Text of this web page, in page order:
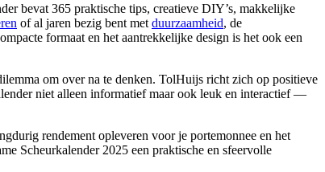
bevat 365 praktische tips, creatieve DIY’s, makkelijke
of al jaren bezig bent met duurzaamheid, de
formaat en het aantrekkelijke design is het ook een
om over na te denken. TolHuijs richt zich op positieve
niet alleen informatief maar ook leuk en interactief —
rendement opleveren voor je portemonnee en het
Scheurkalender 2025 een praktische en sfeervolle